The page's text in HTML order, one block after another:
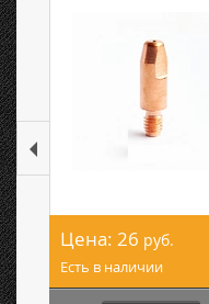
Цена: 26 руб.
Есть в наличии